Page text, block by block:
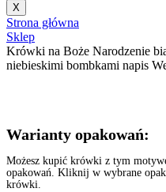
X
Strona główna
Sklep
Krówki na Boże Narodzenie
niebieskimi bombkami napis
Warianty opakowań:
Możesz kupić krówki z tym
opakowań. Kliknij w wybrane
krówki.